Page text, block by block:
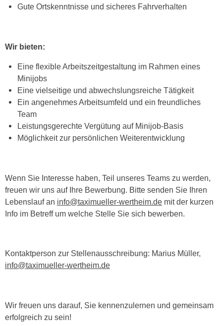
Gute Ortskenntnisse und sicheres Fahrverhalten
Wir bieten:
Eine flexible Arbeitszeitgestaltung im Rahmen eines
Minijobs
Eine vielseitige und abwechslungsreiche Tätigkeit
Ein angenehmes Arbeitsumfeld und ein freundliches
Team
Leistungsgerechte Vergütung auf Minijob-Basis
Möglichkeit zur persönlichen Weiterentwicklung
Wenn Sie Interesse haben, Teil unseres Teams zu werden,
freuen wir uns auf Ihre Bewerbung. Bitte senden Sie Ihren
Lebenslauf an info@taximueller-wertheim.de mit der kurzen
Info im Betreff um welche Stelle Sie sich bewerben.
Kontaktperson zur Stellenausschreibung: Marius Müller,
info@taximueller-wertheim.de
Wir freuen uns darauf, Sie kennenzulernen und gemeinsam
erfolgreich zu sein!